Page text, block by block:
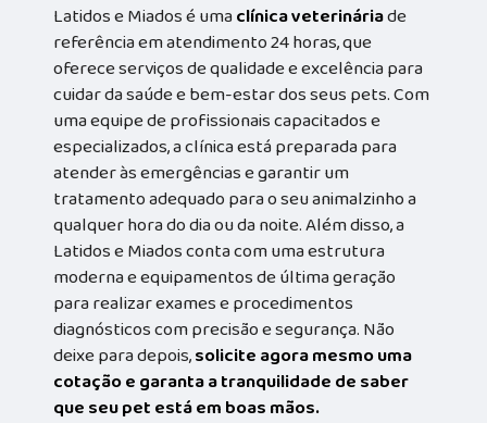
Latidos e Miados é umaclínica veterináriade
referência em atendimento 24 horas, que
oferece serviços de qualidade e excelência para
cuidar da saúde e bem-estar dos seus pets. Com
uma equipe de profissionais capacitados e
especializados, a clínica está preparada para
atender às emergências e garantir um
tratamento adequado para o seu animalzinho a
qualquer hora do dia ou da noite. Além disso, a
Latidos e Miados conta com uma estrutura
moderna e equipamentos de última geração
para realizar exames e procedimentos
diagnósticos com precisão e segurança. Não
deixe para depois,solicite agora mesmo uma
cotação e garanta a tranquilidade de saber
que seu pet está em boas mãos.